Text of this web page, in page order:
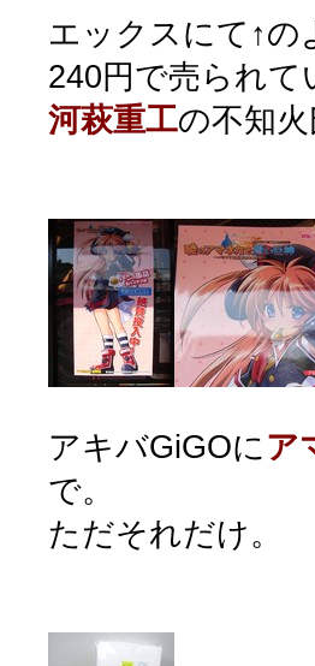
エックスにて↑の
240円で売られて
河萩重工の不知
アキバGiGOにア
で。
ただそれだけ。